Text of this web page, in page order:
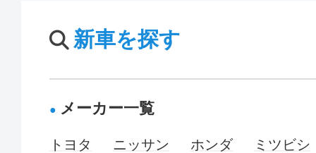
新車を探す
メーカー一覧
トヨタ ニッサン ホンダ
ミツビシ